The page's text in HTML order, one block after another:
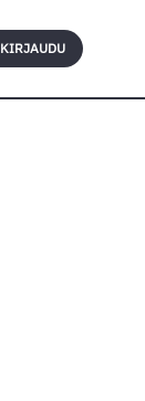
KIRJAUDU